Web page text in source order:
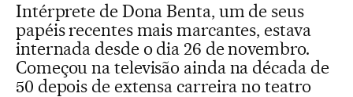
Intérprete de Dona Benta, um de seus
papéis recentes mais marcantes, estava
internada desde o dia 26 de novembro.
Começou na televisão ainda na década de
50 depois de extensa carreira no teatro